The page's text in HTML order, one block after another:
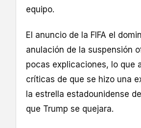
equipo.
El anuncio de la FIFA el
anulación de la suspensión
pocas explicaciones, lo que
críticas de que se hizo una
la estrella estadounidense
que Trump se quejara.